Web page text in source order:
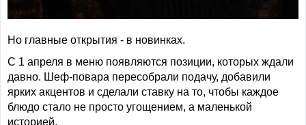
Но главные открытия - в новинках.
С 1 апреля в меню появляются позиции, которых ждали
давно. Шеф-повара пересобрали подачу, добавили
ярких акцентов и сделали ставку на то, чтобы каждое
блюдо стало не просто угощением, а маленькой
историей.